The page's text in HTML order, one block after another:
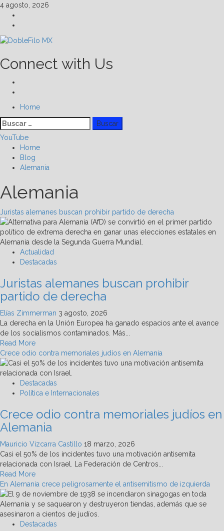
Skip
content
4 agosto, 2026
Connect with Us
Primary
Menu
Home
Buscar:
YouTube
Home
Blog
Alemania
Alemania
Juristas alemanes buscan prohibir partido de derecha
Actualidad
Destacadas
Juristas alemanes buscan prohibir
partido de derecha
Elías Zimmerman 3 agosto, 2026
La derecha en la Unión Europea ha ganado espacios ante el avance
de los socialismos contaminados. Más...
Read MoreRead
more
about
Juristas
alemanes
buscan
partido
derecha
Crece odio contra memoriales judíos en Alemania
Destacadas
Política e Internacionales
Crece odio contra memoriales judíos en
Alemania
Mauricio Vizcarra Castillo 18 marzo, 2026
Casi el 50% de los incidentes tuvo una motivación antisemita
relacionada con Israel. La Federación de Centros...
Read MoreRead
more
about
Crece
odio
contra
En Alemania crece peligrosamente el antisemitismo de izquierda
Destacadas